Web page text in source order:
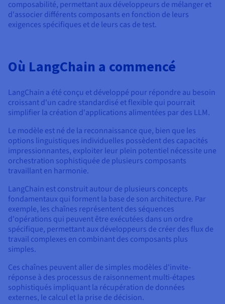
composabilité, permettant aux développeurs de mélanger et
d'associer différents composants en fonction de leurs
exigences spécifiques et de leurs cas de test.
Où LangChain a commencé
LangChain a été conçu et développé pour répondre au besoin
croissant d'un cadre standardisé et flexible qui pourrait
simplifier la création d'applications alimentées par des LLM.
Le modèle est né de la reconnaissance que, bien que les
options linguistiques individuelles possèdent des capacités
impressionnantes, exploiter leur plein potentiel nécessite une
orchestration sophistiquée de plusieurs composants
travaillant en harmonie.
LangChain est construit autour de plusieurs concepts
fondamentaux qui forment la base de son architecture. Par
exemple, les chaînes représentent des séquences
d'opérations qui peuvent être exécutées dans un ordre
spécifique, permettant aux développeurs de créer des flux de
travail complexes en combinant des composants plus
simples.
Ces chaînes peuvent aller de simples modèles d'invite-
réponse à des processus de raisonnement multi-étapes
sophistiqués impliquant la récupération de données
externes, le calcul et la prise de décision.